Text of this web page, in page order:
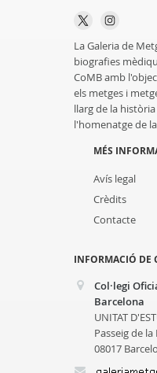
La Galeria de
biografies
CoMB amb
els metges i
llarg de la
l'homenatge de
MÉS
Avís legal
Crèdits
Contacte
INFORMACIÓ DE
Col·legi
Barcelona
UNITAT
Passeig de
08017